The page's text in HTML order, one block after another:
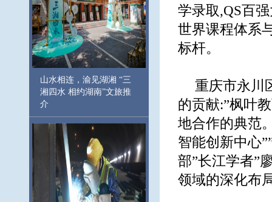
山水相连，渝见湖湘 “三
湘四水 相约湖南”文旅推
介
学录取,QS百
世界课程体系
标杆。
重庆市永川
的贡献:”枫叶
地合作的典范
智能创新中心
部”长江学者”
领域的深化布